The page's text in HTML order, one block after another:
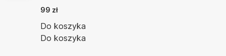
99 zł
Do koszyka
Do koszyka